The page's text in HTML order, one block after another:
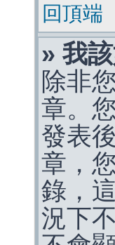
回頂端
» 我
除非
章。
發表
章，
錄，
況下